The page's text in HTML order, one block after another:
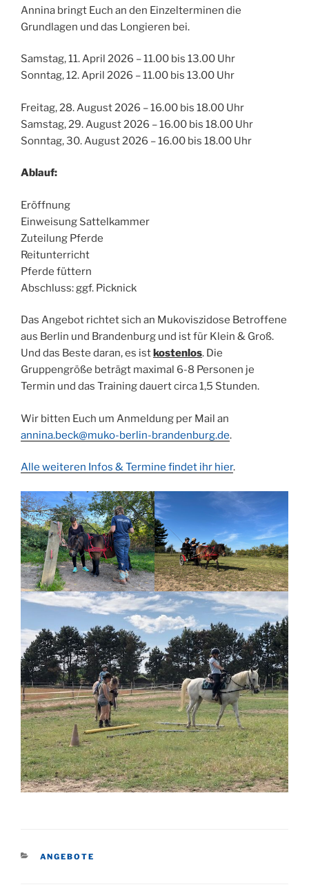
Annina bringt Euch an den Einzelterminen die
Grundlagen und das Longieren bei.
Samstag, 11. April 2026 – 11.00 bis 13.00 Uhr
Sonntag, 12. April 2026 – 11.00 bis 13.00 Uhr
Freitag, 28. August 2026 – 16.00 bis 18.00 Uhr
Samstag, 29. August 2026 – 16.00 bis 18.00 Uhr
Sonntag, 30. August 2026 – 16.00 bis 18.00 Uhr
Ablauf:
Eröffnung
Einweisung Sattelkammer
Zuteilung Pferde
Reitunterricht
Pferde füttern
Abschluss: ggf. Picknick
Das Angebot richtet sich an Mukoviszidose Betroffene
aus Berlin und Brandenburg und ist für Klein & Groß.
Und das Beste daran, es ist kostenlos. Die
Gruppengröße beträgt maximal 6-8 Personen je
Termin und das Training dauert circa 1,5 Stunden.
Wir bitten Euch um Anmeldung per Mail an
annina.beck@muko-berlin-brandenburg.de.
Alle weiteren Infos & Termine findet ihr hier.
KATEGORIEN
ANGEBOTE